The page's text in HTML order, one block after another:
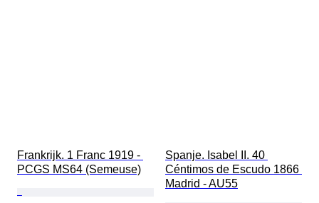
Frankrijk. 1 Franc 1919 -
PCGS MS64 (Semeuse)
Spanje. Isabel II. 40
Céntimos de Escudo 1866
Madrid - AU55